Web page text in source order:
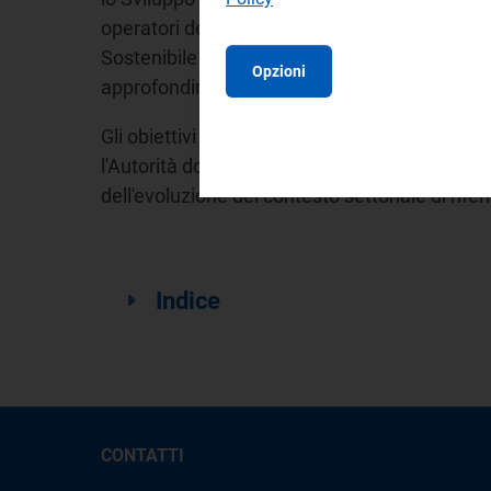
operatori dei settori ambiente ed energia.
Sostenibile dell'Agenda 2030 nonché gli
approfondimenti all'
del Quadro
Gli obiettivi strategici e le linee di intervento
l'Autorità dovrà mettere in campo, ma
dell'evoluzione del contesto settoriale di
Indice
CONTATTI
Opzioni